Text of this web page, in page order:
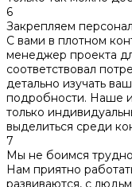
6
Закрепляем
С вами в плотном
менеджер проекта
соответствовал
детально изучать
подробности. Наше
только
выделиться среди
7
Мы не боимся
Нам приятно
развиваются, с